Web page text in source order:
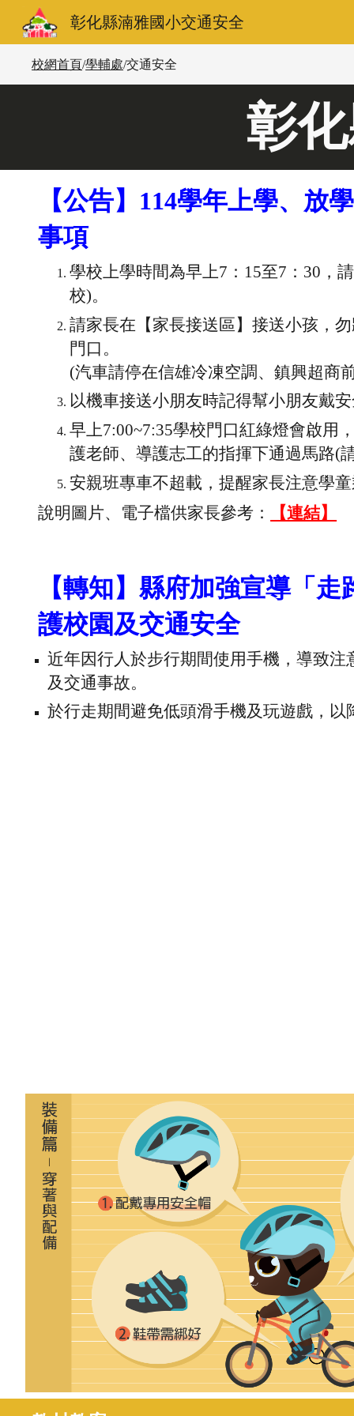
彰化縣湳雅國小交通安全
校網首頁/學輔處/交通安全
彰
【公告】114學年上學、放
事項
學校上學時間為早上7：15至7：30，
校)。
請家長在【家長接送區】接送小孩，
門口。
(汽車請停在信雄冷凍空調、鎮興超商
以機車接送小朋友時記得幫小朋友戴
早上7:00~7:35學校門口紅綠燈會啟用
護老師、導護志工的指揮下通過馬路(
安親班專車不超載，提醒家長注意學
說明圖片、電子檔供家長參考：
【連結】
【轉知】縣府加強宣導「走
護校園及交通安全
近年因行人於步行期間使用手機，導致
及交通事故。
於行走期間避免低頭滑手機及玩遊戲，以